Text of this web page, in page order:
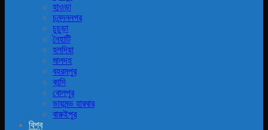
হাওড়া
চনন্দননগর
চুচুড়া
নৈহাটি
হলদিয়া
মালদহ
বহরমপুর
কান্দি
বোলপুর
ডায়মন্ড হারবার
বারুইপুর
বিশ্ব